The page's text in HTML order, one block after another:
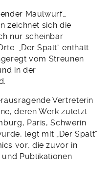
Maulwurf…
zeichnet sich die
nur scheinbar
„Der Spalt“ enthält
vom Streunen
in der
Vertreterin
deren Werk zuletzt
Paris, Schwerin
legt mit „Der Spalt“
vor, die zuvor in
Publikationen